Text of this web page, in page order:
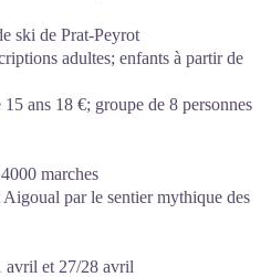
ski de Prat-Peyrot
adultes; enfants à partir de
ans 18 €; groupe de 8 personnes
marches
par le sentier mythique des
avril et 27/28 avril